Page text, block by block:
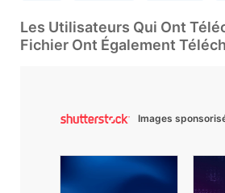
Les Utilisateurs Qui Ont
Fichier Ont Également
Images